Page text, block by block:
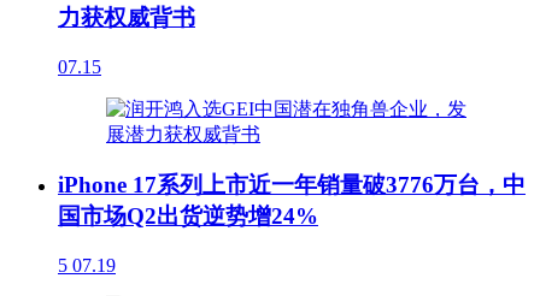
力获权威背书
07.15
iPhone 17系列上市近一年销量破3776万台，中
国市场Q2出货逆势增24%
5 07.19